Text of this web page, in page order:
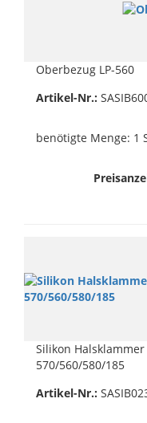
Oberbezug LP-560
Artikel-Nr.:
benötigte Menge: 1
Silikon Halsklammer
570/560/580/185
Artikel-Nr.: